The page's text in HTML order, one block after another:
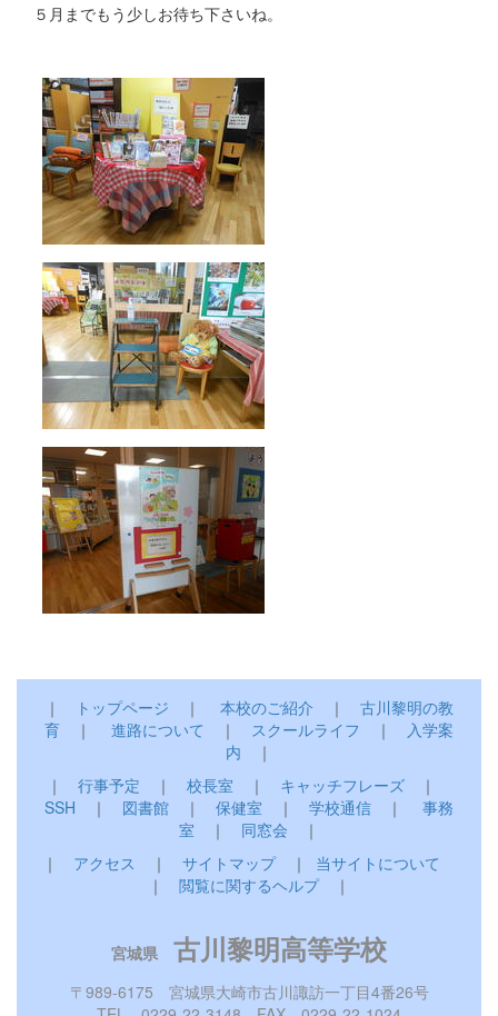
５月までもう少しお待ち下さいね。
｜ トップページ ｜ 本校のご紹介 ｜ 古川黎明の教
育 ｜ 進路について ｜ スクールライフ ｜
入学案
内 ｜
｜ 行事予定 ｜ 校長室 ｜ キャッチフレーズ ｜
SSH ｜ 図書館 ｜ 保健室 ｜ 学校通信 ｜ 事務
室 ｜ 同窓会 ｜
｜ アクセス ｜ サイトマップ｜ 当サイトについて
｜ 閲覧に関するヘルプ｜
宮城県 古川黎明高等学校
〒989-6175 宮城県大崎市古川諏訪一丁目4番26号